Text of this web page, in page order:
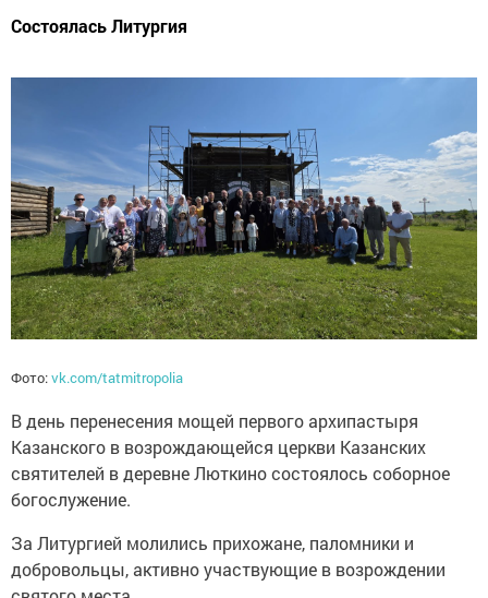
Состоялась Литургия
Фото:vk.com/tatmitropolia
В день перенесения мощей первого архипастыря
Казанского в возрождающейся церкви Казанских
святителей в деревне Люткино состоялось соборное
богослужение.
За Литургией молились прихожане, паломники и
добровольцы, активно участвующие в возрождении